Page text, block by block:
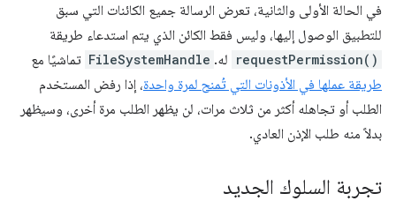
في الحالة الأولى والثانية، تعرض الرسالة جميع الكائنات التي سبق
للتطبيق الوصول إليها، وليس فقط الكائن الذي يتم استدعاء طريقة
requestPermission() له. FileSystemHandle تماشيًا مع
طريقة عملها في الأذونات التي تُمنح لمرة واحدة، إذا رفض المستخدم
الطلب أو تجاهله أكثر من ثلاث مرات، لن يظهر الطلب مرة أخرى، وسيظهر
بدلاً منه طلب الإذن العادي.
تجربة السلوك الجديد